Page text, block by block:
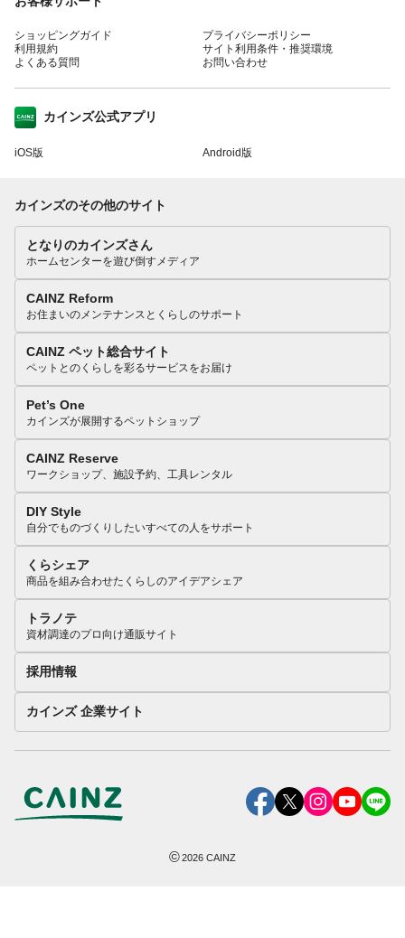
ショッピングガイド
利用規約
よくある質問
プライバシーポリシー
サイト利用条件・推奨環境
お問い合わせ
カインズ公式アプリ
iOS版 Android版
カインズのその他のサイト
となりのカインズさん
ホームセンターを遊び倒すメディア
CAINZ Reform
お住まいのメンテナンスとくらしのサポート
CAINZ ペット総合サイト
ペットとのくらしを彩るサービスをお届け
Pet’s One
カインズが展開するペットショップ
CAINZ Reserve
ワークショップ、施設予約、工具レンタル
DIY Style
自分でものづくりしたいすべての人をサポート
くらシェア
商品を組み合わせたくらしのアイデアシェア
トラノテ
資材調達のプロ向け通販サイト
採用情報
カインズ 企業サイト
©2026 CAINZ